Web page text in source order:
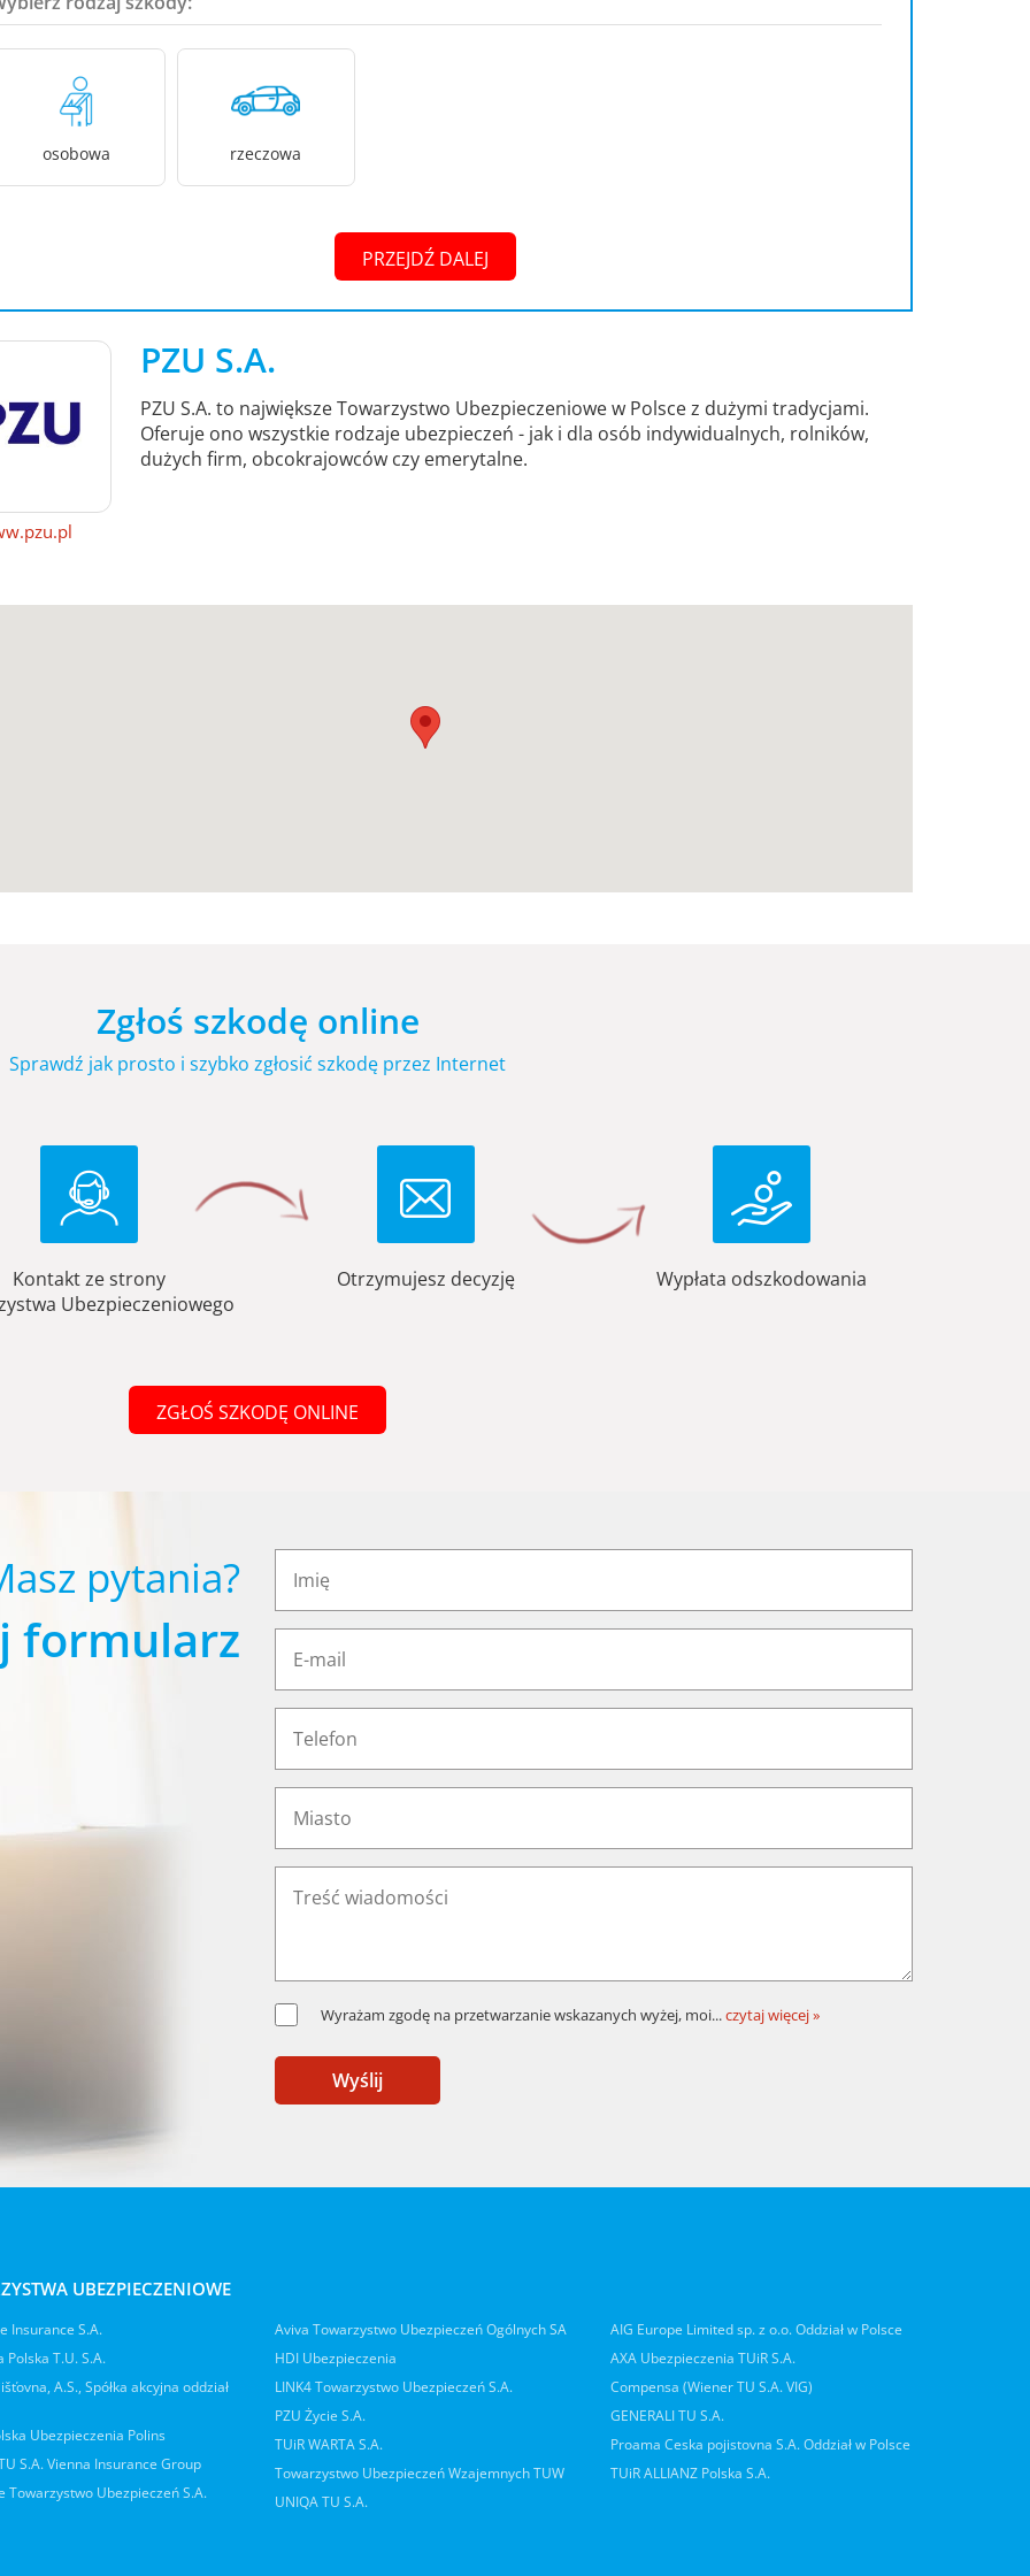
osobowa rzeczowa
PRZEJDŹ DALEJ
PZU S.A.
PZU S.A. to największe Towarzystwo Ubezpieczeniowe w Polsce z dużymi tradycjami.
Oferuje ono wszystkie rodzaje ubezpieczeń - jak i dla osób indywidualnych, rolników,
dużych firm, obcokrajowców czy emerytalne.
Zgłoś szkodę online
Sprawdź jak prosto i szybko zgłosić szkodę przez Internet
Kontakt ze strony
Ubezpieczeniowego
Otrzymujesz decyzję Wypłata odszkodowania
ZGŁOŚ SZKODĘ ONLINE
pytania?
formularz
Wyrażam zgodę na przetwarzanie wskazanych wyżej, moi...czytaj więcej »
Wyślij
UBEZPIECZENIOWE
Insurance S.A.
Polska T.U. S.A.
A.S., Spółka akcyjna oddział
Ubezpieczenia Polins
S.A. Vienna Insurance Group
Towarzystwo Ubezpieczeń S.A.
Aviva Towarzystwo Ubezpieczeń Ogólnych SA
HDI Ubezpieczenia
LINK4 Towarzystwo Ubezpieczeń S.A.
PZU Życie S.A.
TUiR WARTA S.A.
Towarzystwo Ubezpieczeń Wzajemnych TUW
UNIQA TU S.A.
AIG Europe Limited sp. z o.o. Oddział w Polsce
AXA Ubezpieczenia TUiR S.A.
Compensa (Wiener TU S.A. VIG)
GENERALI TU S.A.
Proama Ceska pojistovna S.A. Oddział w Polsce
TUiR ALLIANZ Polska S.A.